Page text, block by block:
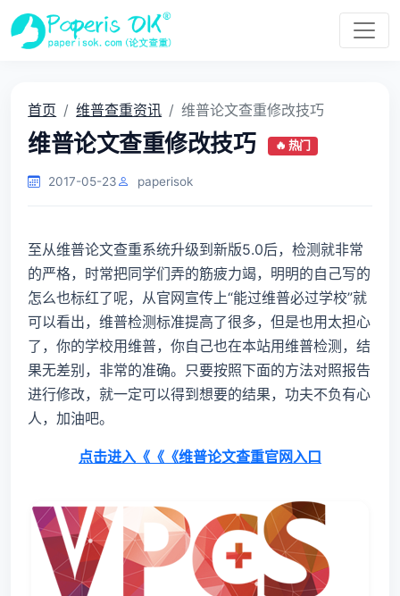
首页 维普查重资讯 维普论文查重修改技巧
维普论文查重修改技巧 🔥 热门
2017-05-23 paperisok
至从维普论文查重系统升级到新版5.0后，检测就非常
的严格，时常把同学们弄的筋疲力竭，明明的自己写的
怎么也标红了呢，从官网宣传上“能过维普必过学校”就
可以看出，维普检测标准提高了很多，但是也用太担心
了，你的学校用维普，你自己也在本站用维普检测，结
果无差别，非常的准确。只要按照下面的方法对照报告
进行修改，就一定可以得到想要的结果，功夫不负有心
人，加油吧。
点击进入《《《维普论文查重官网入口